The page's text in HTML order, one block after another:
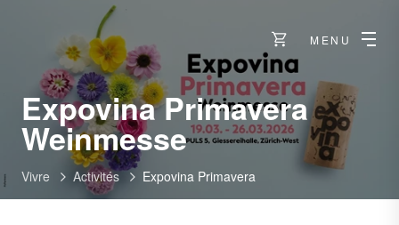
MENU
Expovina Primavera
Weinmesse
Vivre Activités Expovina Primavera